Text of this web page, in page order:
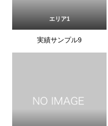
エリア1
実績サンプル9